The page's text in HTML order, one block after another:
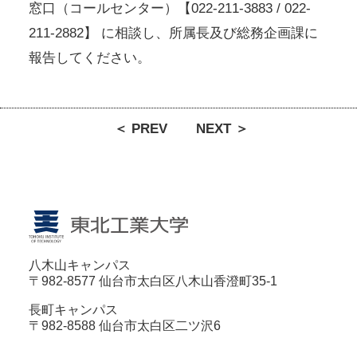
窓口（コールセンター）【022-211-3883 / 022-
211-2882】 に相談し、所属長及び総務企画課に
報告してください。
＜ PREV NEXT ＞
八木山キャンパス
〒982-8577 仙台市太白区八木山香澄町35-1
長町キャンパス
〒982-8588 仙台市太白区二ツ沢6